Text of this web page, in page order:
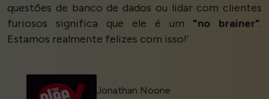
questões de banco de dados ou lidar com clientes
furiosos significa que ele é um "no brainer".
Estamos realmente felizes com isso!’
Jonathan Noone